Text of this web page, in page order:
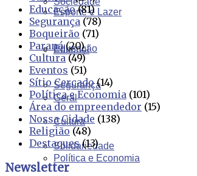
Esporte e Lazer
Educação
Segurança
Cultura
Política e Economia
Editorial
Geral
Solidariedade
Educação(81)
Segurança (78)
Boqueirão (71)
Paraná(20)
Cultura(49)
Eventos (51)
Sítio Cercado(14)
Política e Economia (101)
Área do empreendedor (15)
Nossa Cidade (138)
Religião (48)
Destaques(13)
Newsletter